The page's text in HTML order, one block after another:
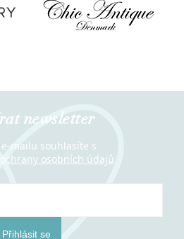
newsletter
mailu souhlasíte s
osobních údajů
Přihlásit se